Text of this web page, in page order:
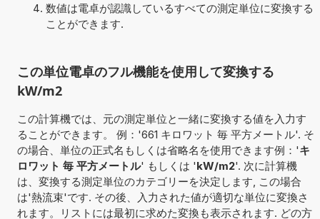
数値は電卓が認識しているすべての測定単位に変換する
ことができます.
この単位電卓のフル機能を使用して変換する
kW/m2
この計算機では、元の測定単位と一緒に変換する値を入力す
ることができます。 例：'661 キロワット 毎 平方メートル'. そ
の場合、単位の正式名もしくは省略名を使用できます例：'キ
ロワット 毎 平方メートル' もしくは 'kW/m2'. 次に計算機
は、変換する測定単位のカテゴリーを決定します, この場合
は'熱流束'です. その後、入力された値が適切な単位に変換さ
れます。リストには最初に求めた変換も表示されます. どの方